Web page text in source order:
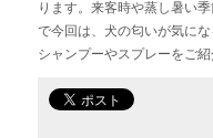
ります。来客時や蒸し暑い
で今回は、犬の匂いが気に
シャンプーやスプレーをご